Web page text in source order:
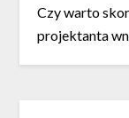
Czy warto
projektanta